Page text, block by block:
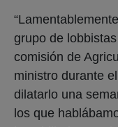
grupo de
comisión de
ministro durante
dilatarlo una
los que